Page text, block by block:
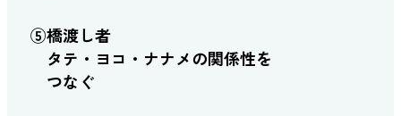
⑤橋渡し者
タテ・ヨコ・ナナメの関係性を
つなぐ